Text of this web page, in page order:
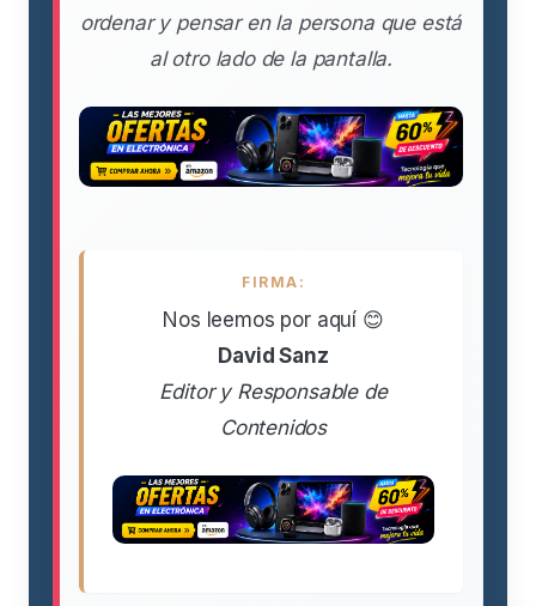
ordenar y pensar en la persona que está
al otro lado de la pantalla.
FIRMA:
Nos leemos por aquí 😊
David Sanz
Editor y Responsable de
Contenidos